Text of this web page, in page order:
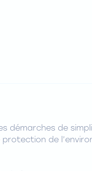
démarches de
de